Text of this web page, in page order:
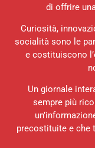
di offrire
Curiosità,
socialità sono le
e costituiscono
Un giornale
sempre più
precostituite e che